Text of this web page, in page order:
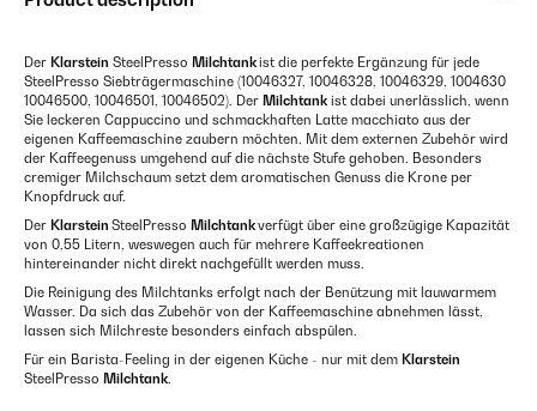
Der Klarstein SteelPresso Milchtankist die perfekte Ergänzung für jede
SteelPresso Siebträgermaschine (10046327, 10046328, 10046329, 1004630
10046500, 10046501, 10046502). Der Milchtankist dabei unerlässlich, wenn
Sie leckeren Cappuccino und schmackhaften Latte macchiato aus der
eigenen Kaffeemaschine zaubern möchten. Mit dem externen Zubehör wird
der Kaffeegenuss umgehend auf die nächste Stufe gehoben. Besonders
cremiger Milchschaum setzt dem aromatischen Genuss die Krone per
Knopfdruck auf.
Der Klarstein SteelPresso Milchtankverfügt über eine großzügige Kapazität
von 0,55 Litern, weswegen auch für mehrere Kaffeekreationen
hintereinander nicht direkt nachgefüllt werden muss.
Die Reinigung des Milchtanks erfolgt nach der Benützung mit lauwarmem
Wasser. Da sich das Zubehör von der Kaffeemaschine abnehmen lässt,
lassen sich Milchreste besonders einfach abspülen.
Für ein Barista-Feeling in der eigenen Küche - nur mit dem Klarstein
SteelPresso Milchtank.